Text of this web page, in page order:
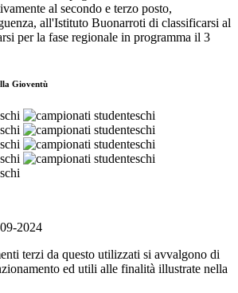
al secondo e terzo posto,
all'Istituto Buonarroti di classificarsi al
per la fase regionale in programma il 3
Gioventù
2024
terzi da questo utilizzati si avvalgono di
ed utili alle finalità illustrate nella